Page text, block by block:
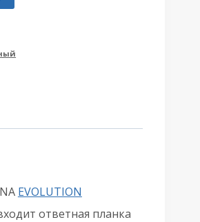
EVOLUTION
ответная планка